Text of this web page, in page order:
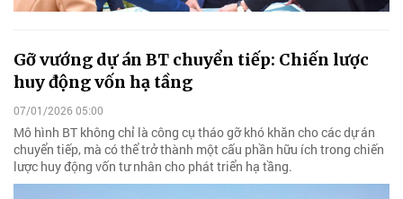
Gỡ vướng dự án BT chuyển tiếp: Chiến lược
huy động vốn hạ tầng
07/01/2026 05:00
Mô hình BT không chỉ là công cụ tháo gỡ khó khăn cho các dự án
chuyển tiếp, mà có thể trở thành một cấu phần hữu ích trong chiến
lược huy động vốn tư nhân cho phát triển hạ tầng.